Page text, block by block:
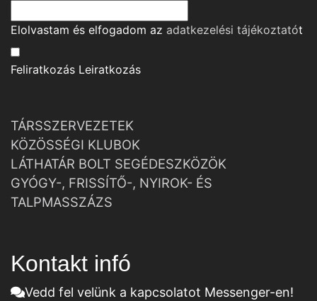
Elolvastam és elfogadom az adatkezelési tájékoztatót
Feliratkozás Leiratkozás
TÁRSSZERVEZETEK
KÖZÖSSÉGI KLUBOK
LÁTHATÁR BOLT SEGÉDESZKÖZÖK
GYÓGY-, FRISSÍTŐ-, NYIROK- ÉS
TALPMASSZÁZS
Kontakt infó
Vedd fel velünk a kapcsolatot Messenger-en!